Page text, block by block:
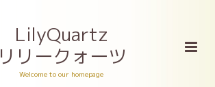
LilyQuartz
リリークォーツ
Welcome to our homepage